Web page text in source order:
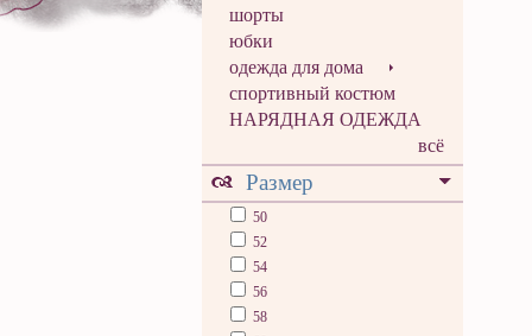
шорты
юбки
одежда для дома
спортивный костюм
НАРЯДНАЯ ОДЕЖДА
всё
Размер
50
52
54
56
58